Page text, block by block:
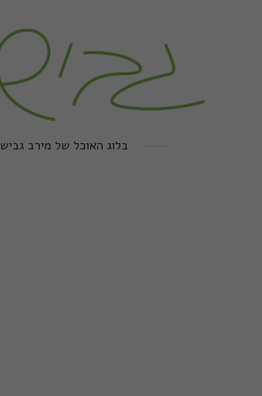
בלוג האוכל של מירב גביש